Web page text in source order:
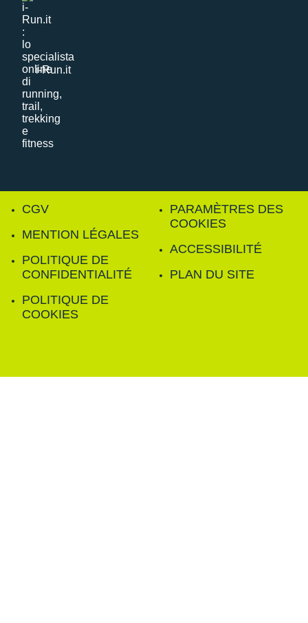
i-Run.it
CGV
MENTION LÉGALES
POLITIQUE DE
CONFIDENTIALITÉ
POLITIQUE DE
COOKIES
PARAMÈTRES DES
COOKIES
ACCESSIBILITÉ
PLAN DU SITE